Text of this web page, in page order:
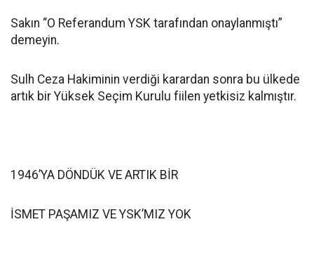
Sakın “O Referandum YSK tarafından onaylanmıştı”
demeyin.
Sulh Ceza Hakiminin verdiği karardan sonra bu ülkede
artık bir Yüksek Seçim Kurulu fiilen yetkisiz kalmıştır.
1946’YA DÖNDÜK VE ARTIK BİR
İSMET PAŞAMIZ VE YSK’MIZ YOK